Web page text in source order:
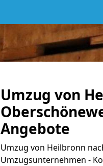
Umzug von
Angebote
Umzug von Heilbronn
Umzugsunternehmen -